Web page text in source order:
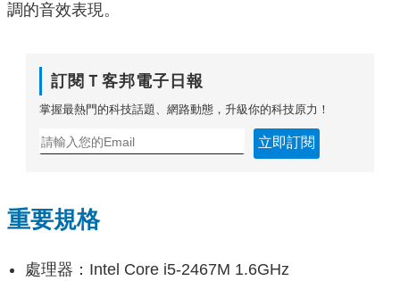
調的音效表現。
訂閱Ｔ客邦電子日報
掌握最熱門的科技話題、網路動態，升級你的科技原力！
立即訂閱
重要規格
處理器：Intel Core i5-2467M 1.6GHz